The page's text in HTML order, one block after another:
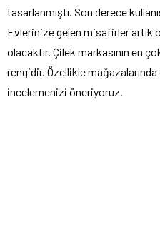
tasarlanmıştı. Son derece
Evlerinize gelen misafirler artık
olacaktır. Çilek markasının en
rengidir. Özellikle
incelemenizi öneriyoruz.